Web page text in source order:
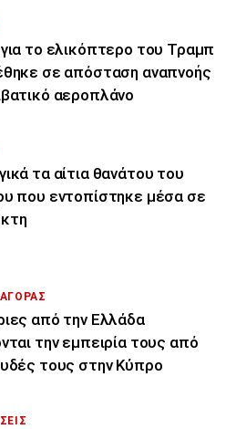
το ελικόπτερο του Τραμπ
σε απόσταση αναπνοής
αεροπλάνο
τα αίτια θανάτου του
που εντοπίστηκε μέσα σε
από την Ελλάδα
την εμπειρία τους από
τους στην Κύπρο